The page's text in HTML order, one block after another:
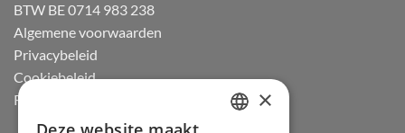
BTW BE 0714 983 238
Algemene voorwaarden
Privacybeleid
Cookiebeleid
Retourneren
×